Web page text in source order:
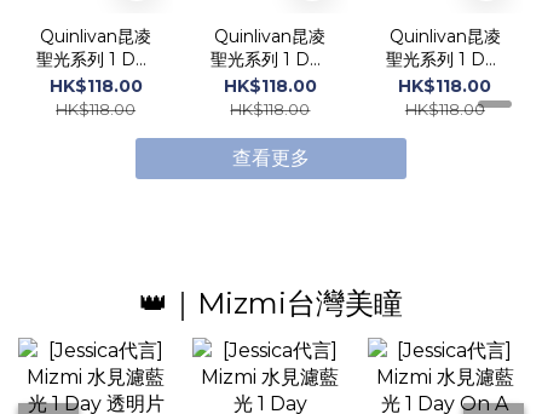
Quinlivan昆凌
聖光系列 1 Day
STAR 星光綠｜
日拋彩妝隱形眼
HK$118.00
HK$118.00
Quinlivan昆凌
聖光系列 1 Day
LILAC 丁香紫
｜日拋彩妝隱形
片
HK$118.00
HK$118.00
Quinlivan昆凌
聖光系列 1 Day
RUBY 寶石紅
｜日拋彩妝隱形
HK$118.00
HK$118.00
查看更多
👑｜Mizmi台灣美瞳